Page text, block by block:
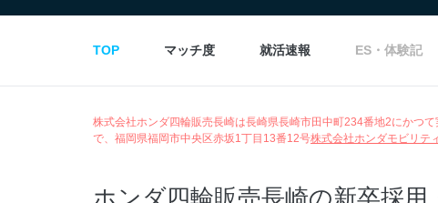
TOP マッチ度 就活速報 ES・体験記
株式会社ホンダ四輪販売長崎は長崎県長崎市田中町234番地2にかつ
で、福岡県福岡市中央区赤坂1丁目13番12号株式会社ホンダモビリテ
ホンダ四輪販売長崎の新卒採用